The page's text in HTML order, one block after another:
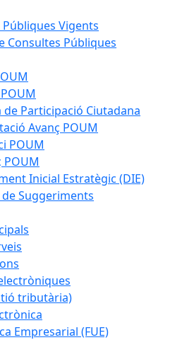
Vigents
Consultes Públiques
Participació Ciutadana
Avanç POUM
POUM
POUM
Inicial Estratègic (DIE)
Suggeriments
tributària)
Empresarial (FUE)